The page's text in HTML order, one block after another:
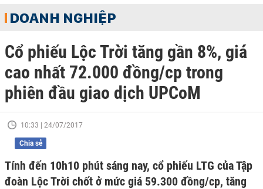
DOANH NGHIỆP
Cổ phiếu Lộc Trời tăng gần 8%, giá
cao nhất 72.000 đồng/cp trong
phiên đầu giao dịch UPCoM
10:33 | 24/07/2017
Chia sẻ
Tính đến 10h10 phút sáng nay, cổ phiếu LTG của Tập
đoàn Lộc Trời chốt ở mức giá 59.300 đồng/cp, tăng